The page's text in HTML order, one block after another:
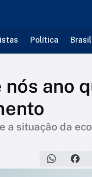
Política Brasil
nós ano
a situação da